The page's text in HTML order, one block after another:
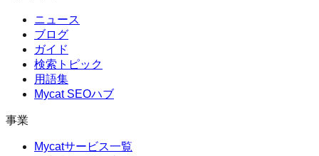
ニュース
ブログ
ガイド
検索トピック
用語集
Mycat SEOハブ
事業
Mycatサービス一覧